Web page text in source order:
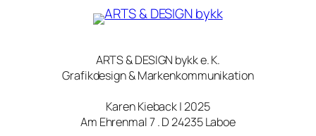
ARTS & DESIGN bykk e. K.
Grafikdesign & Markenkommunikation
Karen Kieback | 2025
Am Ehrenmal 7 . D 24235 Laboe